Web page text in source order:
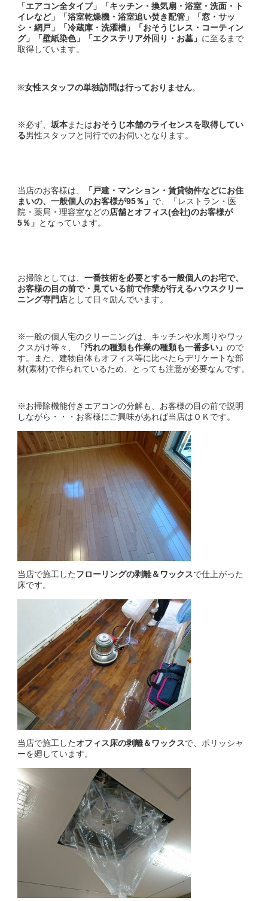
「エアコン全タイプ」「キッチン・換気扇・浴室・洗面・ト
イレなど」「浴室乾燥機・浴室追い焚き配管」「窓・サッ
シ・網戸」「冷蔵庫・洗濯槽」「おそうじレス・コーティン
グ」「壁紙染色」「エクステリア外回り・お墓」 に至るまで
取得しています。
※女性スタッフの単独訪問は行っておりません。
※必ず、 坂本またはおそうじ本舗のライセンスを取得してい
る男性スタッフと同行でのお伺いとなります。
当店のお客様は、
「戸建・マンション・賃貸物件などにお住
まいの、 一般個人のお客様が95％」 で、「レストラン・医
院・薬局・理容室などの店舗とオフィス(会社)のお客様が
5％」 となっています。
お掃除としては、 一番技術を必要とする一般個人のお宅で、
お客様の目の前で・見ている前で作業が行えるハウスクリー
ニング専門店として日々励んでいます。
※一般の個人宅のクリーニングは、キッチンや水周りやワッ
クスがけ等々、
「汚れの種類も作業の種類も一番多い」 ので
す。また、建物自体もオフィス等に比べたらデリケートな部
材(素材)で作られているため、とっても注意が必要なんです。
※お掃除機能付きエアコンの分解も、お客様の目の前で説明
しながら・・・お客様にご興味があれば当店はＯＫです。
当店で施工したフローリングの剥離＆ワックスで仕上がった
床です。
当店で施工したオフィス床の剥離＆ワックスで、ポリッシャ
ーを廻しています。